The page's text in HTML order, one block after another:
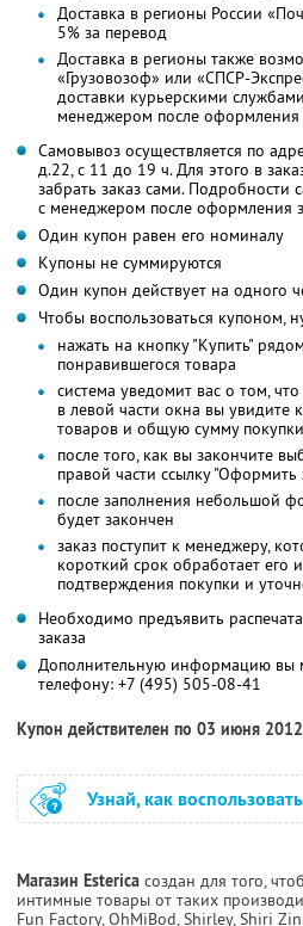
Доставка в регионы России
5% за перевод
Доставка в регионы также
«Грузовозоф» или «СПСР-
доставки курьерскими
менеджером после оформления
Самовывоз осуществляется по
д.22, с 11 до 19 ч. Для этого в
забрать заказ сами. Подробности
с менеджером после оформления
Один купон равен его номиналу
Купоны не суммируются
Один купон действует на одного
Чтобы воспользоваться купоном,
нажать на кнопку "Купить"
понравившегося товара
система уведомит вас о том,
в левой части окна вы увидите
товаров и общую сумму покупки
после того, как вы закончите
правой части ссылку "Оформить
после заполнения небольшой
будет закончен
заказ поступит к менеджеру,
короткий срок обработает его
подтверждения покупки и
Необходимо предъявить
заказа
Дополнительную информацию вы
телефону: +7 (495) 505-08-41
Купон действителен по 03 июня
Узнай, как
Магазин Esterica создан для того,
интимные товары от таких
Fun Factory, OhMiBod, Shirley, Shiri